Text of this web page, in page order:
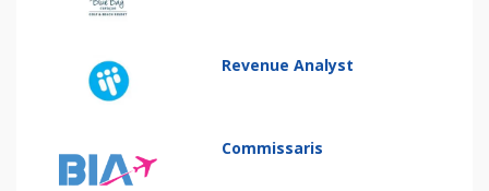
Revenue Analyst
Commissaris